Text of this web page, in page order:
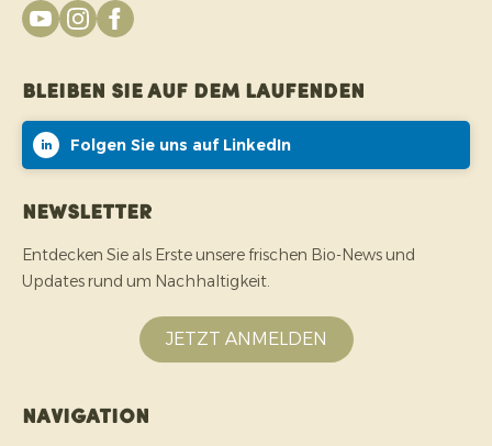
Bleiben Sie auf dem Laufenden
Folgen Sie uns auf LinkedIn
Newsletter
Entdecken Sie als Erste unsere frischen Bio-News und
Updates rund um Nachhaltigkeit.
JETZT ANMELDEN
Navigation